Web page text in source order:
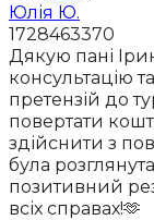
Юлія Ю.
1728463370
Дякую пані
консультацію
претензій до
повертати
здійснити з
була
позитивний
всіх справах!🫶